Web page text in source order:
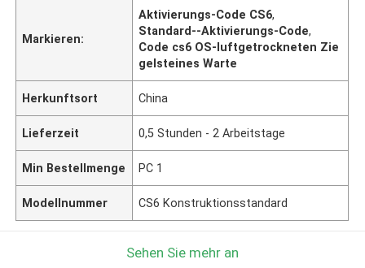
Markieren:
Aktivierungs-Code CS6,
Standard--Aktivierungs-Code,
Code cs6 OS-luftgetrockneten Zie
gelsteines Warte
Herkunftsort China
Lieferzeit 0,5 Stunden - 2 Arbeitstage
Min Bestellmenge PC 1
Modellnummer CS6 Konstruktionsstandard
Sehen Sie mehr an